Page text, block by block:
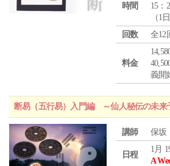
時間
15：
（1
回数
全12
料金
義開
断易（五行易）入門編 ～仙人秘伝の未来
講師 保
日程
1月
A